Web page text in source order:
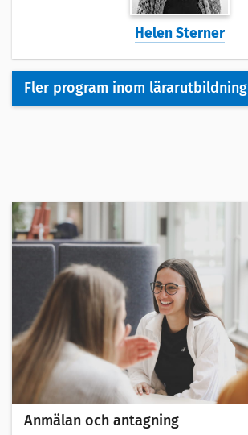
Helen Sterner
Fler program inom lärarutbildning
Anmälan och antagning